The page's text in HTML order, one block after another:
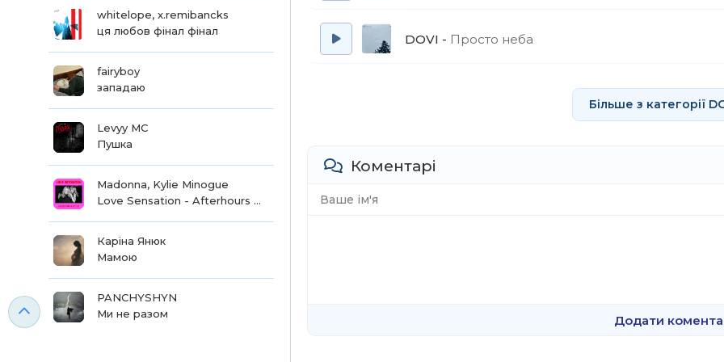
whitelope, x.remibancks
ця любов фінал фінал
fairyboy
западаю
Levyy MC
Пушка
Madonna, Kylie Minogue
Love Sensation - Afterhours Radio Edit
Каріна Янюк
Мамою
PANCHYSHYN
Ми не разом
DOVI Просто неба
Більше з категорії
Коментарі
Додати